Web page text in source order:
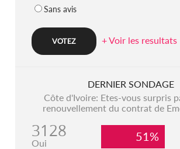
Sans avis
+ Voir les resultats
DERNIER SONDAGE
Côte d'Ivoire: Etes-vous surpris
renouvellement du contrat de
3128
Oui 51%